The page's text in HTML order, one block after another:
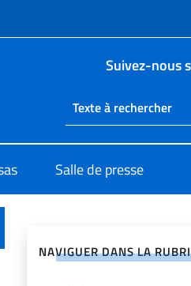
Suivez-nous
Ricerca
Rechercher dans le site
Salle de presse
NAVIGUER DANS LA